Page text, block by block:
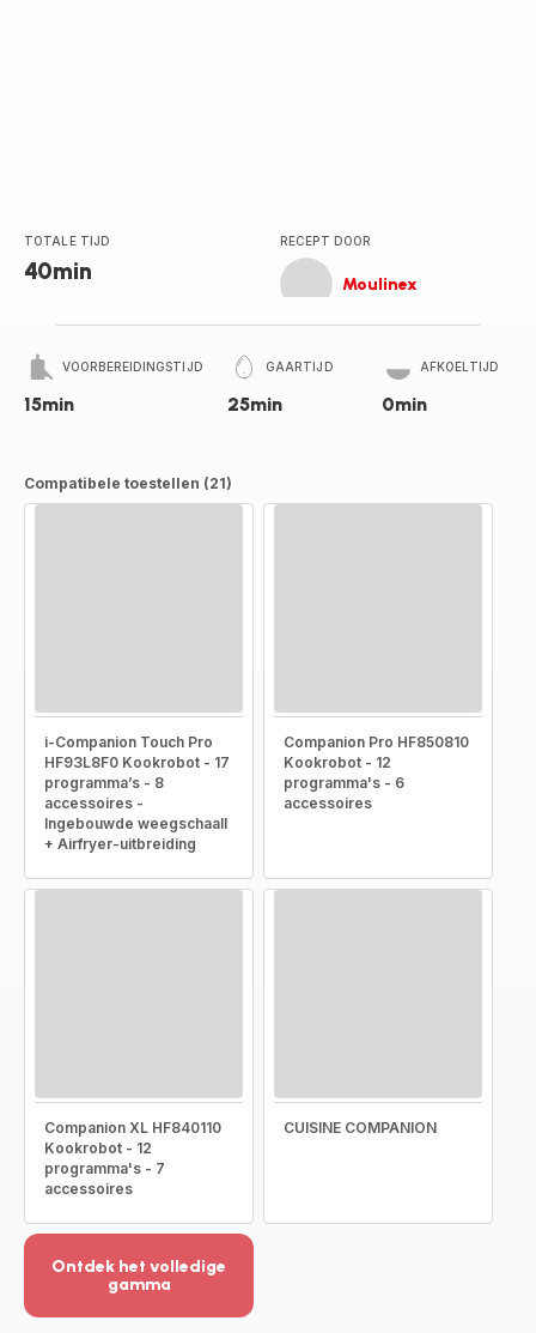
TOTALE TIJD
40min
RECEPT DOOR
Moulinex
VOORBEREIDINGSTIJD
15min
GAARTIJD
25min
AFKOELTIJD
0min
Compatibele toestellen (21)
i-Companion Touch Pro
HF93L8F0 Kookrobot - 17
programma’s - 8
accessoires -
Ingebouwde weegschaall
+ Airfryer-uitbreiding
Companion Pro HF850810
Kookrobot - 12
programma's - 6
accessoires
Companion XL HF840110
Kookrobot - 12
programma's - 7
accessoires
CUISINE COMPANION
Ontdek het volledige
gamma